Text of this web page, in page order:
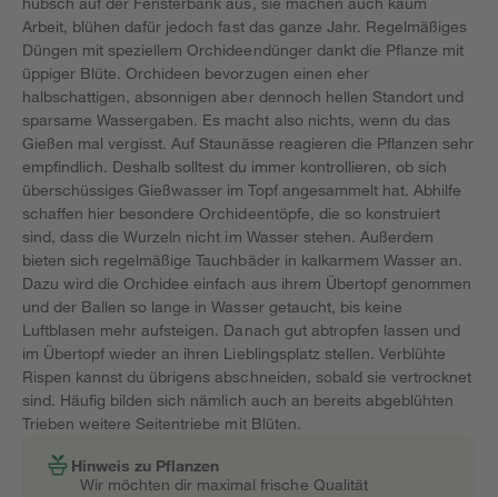
Arbeit, blühen dafür jedoch fast das ganze Jahr. Regelmäßiges
Düngen mit speziellem Orchideendünger dankt die Pflanze mit
üppiger Blüte. Orchideen bevorzugen einen eher
halbschattigen, absonnigen aber dennoch hellen Standort und
sparsame Wassergaben. Es macht also nichts, wenn du das
Gießen mal vergisst. Auf Staunässe reagieren die Pflanzen sehr
empfindlich. Deshalb solltest du immer kontrollieren, ob sich
überschüssiges Gießwasser im Topf angesammelt hat. Abhilfe
schaffen hier besondere Orchideentöpfe, die so konstruiert
sind, dass die Wurzeln nicht im Wasser stehen. Außerdem
bieten sich regelmäßige Tauchbäder in kalkarmem Wasser an.
Dazu wird die Orchidee einfach aus ihrem Übertopf genommen
und der Ballen so lange in Wasser getaucht, bis keine
Luftblasen mehr aufsteigen. Danach gut abtropfen lassen und
im Übertopf wieder an ihren Lieblingsplatz stellen. Verblühte
Rispen kannst du übrigens abschneiden, sobald sie vertrocknet
sind. Häufig bilden sich nämlich auch an bereits abgeblühten
Trieben weitere Seitentriebe mit Blüten.
Hinweis zu Pflanzen
Wir möchten dir maximal frische Qualität